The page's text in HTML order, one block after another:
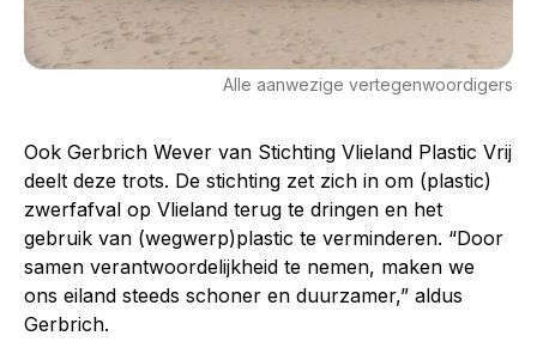
Alle aanwezige vertegenwoordigers
Ook Gerbrich Wever van Stichting Vlieland Plastic Vrij
deelt deze trots. De stichting zet zich in om (plastic)
zwerfafval op Vlieland terug te dringen en het
gebruik van (wegwerp)plastic te verminderen. “Door
samen verantwoordelijkheid te nemen, maken we
ons eiland steeds schoner en duurzamer,” aldus
Gerbrich.